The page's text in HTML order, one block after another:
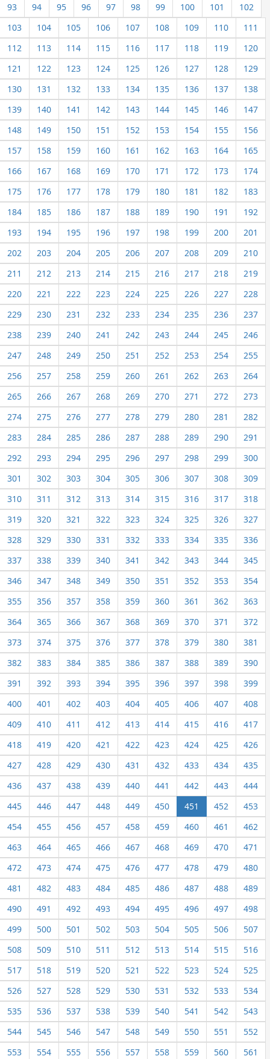
93 94 95 96 97 98 99 100 101
102
103
104 105 106 107 108 109 110
111
112
113 114 115 116 117 118 119
120
121
122 123 124 125 126 127 128
129
130
131 132 133 134 135 136 137
138
139
140 141 142 143 144 145 146
147
148
149 150 151 152 153 154 155
156
157
158 159 160 161 162 163 164
165
166
167 168 169 170 171 172 173
174
175
176 177 178 179 180 181 182
183
184
185 186 187 188 189 190 191
192
193
194 195 196 197 198 199 200
201
202
203 204 205 206 207 208 209
210
211
212 213 214 215 216 217 218
219
220
221 222 223 224 225 226 227
228
229
230 231 232 233 234 235 236
237
238
239 240 241 242 243 244 245
246
247
248 249 250 251 252 253 254
255
256
257 258 259 260 261 262 263
264
265
266 267 268 269 270 271 272
273
274
275 276 277 278 279 280 281
282
283
284 285 286 287 288 289 290
291
292
293 294 295 296 297 298 299
300
301
302 303 304 305 306 307 308
309
310
311 312 313 314 315 316 317
318
319
320 321 322 323 324 325 326
327
328
329 330 331 332 333 334 335
336
337
338 339 340 341 342 343 344
345
346
347 348 349 350 351 352 353
354
355
356 357 358 359 360 361 362
363
364
365 366 367 368 369 370 371
372
373
374 375 376 377 378 379 380
381
382
383 384 385 386 387 388 389
390
391
392 393 394 395 396 397 398
399
400
401 402 403 404 405 406 407
408
409
410 411 412 413 414 415 416
417
418
419 420 421 422 423 424 425
426
427
428 429 430 431 432 433 434
435
436
437 438 439 440 441 442 443
444
445
446 447 448 449 450 451 452
453
454
455 456 457 458 459 460 461
462
463
464 465 466 467 468 469 470
471
472
473 474 475 476 477 478 479
480
481
482 483 484 485 486 487 488
489
490
491 492 493 494 495 496 497
498
499
500 501 502 503 504 505 506
507
508
509 510 511 512 513 514 515
516
517
518 519 520 521 522 523 524
525
526
527 528 529 530 531 532 533
534
535
536 537 538 539 540 541 542
543
544
545 546 547 548 549 550 551
552
553
554 555 556 557 558 559 560
561